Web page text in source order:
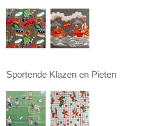
Sportende Klazen en Pieten